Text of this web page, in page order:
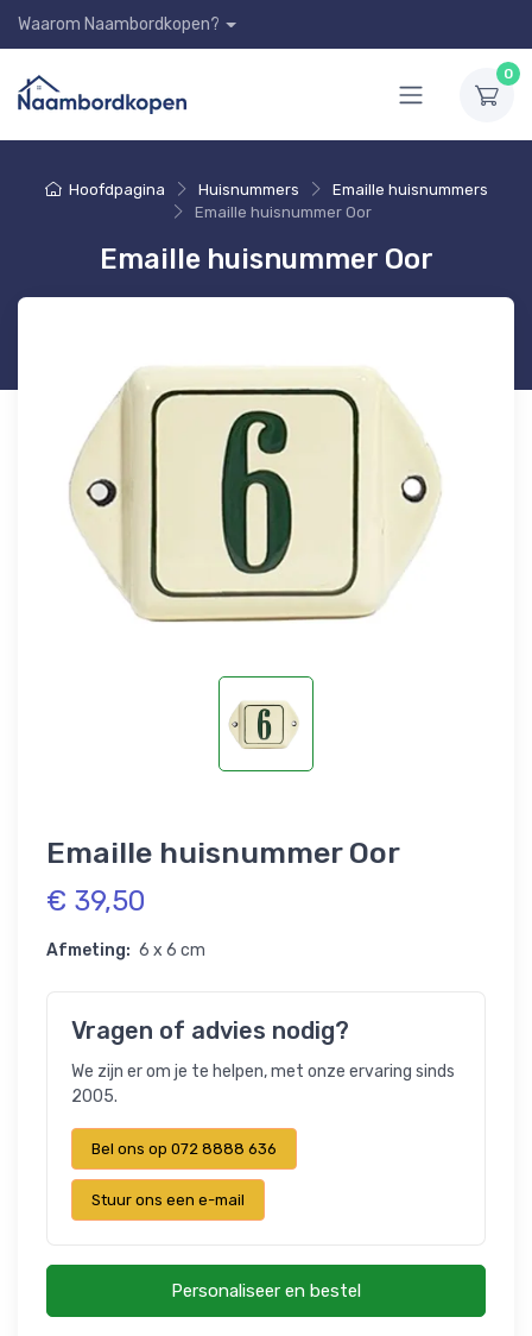
Waarom Naambordkopen?
0
Hoofdpagina Huisnummers
Emaille huisnummers
Emaille huisnummer Oor
Emaille huisnummer Oor
Emaille huisnummer Oor
€ 39,50
Afmeting: 6 x 6 cm
Vragen of advies nodig?
We zijn er om je te helpen, met onze ervaring sinds
2005.
Bel ons op 072 8888 636
Stuur ons een e-mail
Personaliseer en bestel